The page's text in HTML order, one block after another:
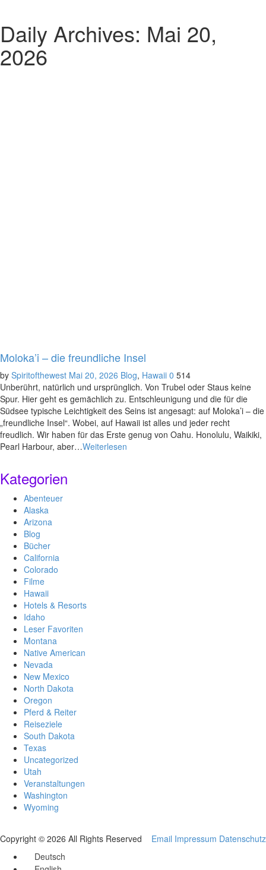
Daily Archives: Mai 20,
2026
Moloka’i – die freundliche Insel
by Spiritofthewest Mai 20, 2026 Blog, Hawaii 0 514
Unberührt, natürlich und ursprünglich. Von Trubel oder Staus keine
Spur. Hier geht es gemächlich zu. Entschleunigung und die für die
Südsee typische Leichtigkeit des Seins ist angesagt: auf Moloka’i – die
„freundliche Insel“. Wobei, auf Hawaii ist alles und jeder recht
freudlich. Wir haben für das Erste genug von Oahu. Honolulu, Waikiki,
Pearl Harbour, aber…Weiterlesen
Kategorien
Abenteuer
Alaska
Arizona
Blog
Bücher
California
Colorado
Filme
Hawaii
Hotels & Resorts
Idaho
Leser Favoriten
Montana
Native American
Nevada
New Mexico
North Dakota
Oregon
Pferd & Reiter
Reiseziele
South Dakota
Texas
Uncategorized
Utah
Veranstaltungen
Washington
Wyoming
Copyright © 2026 All Rights Reserved Email Impressum Datenschutz
Deutsch